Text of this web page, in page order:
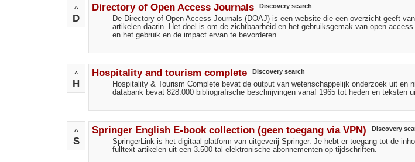
^
D
Directory of Open Access Journals Discovery search
De Directory of Open Access Journals (DOAJ) is een website die een overzicht geeft
artikelen daarin. Het doel is om de zichtbaarheid en het gebruiksgemak van open
en het gebruik en de impact ervan te bevorderen.
^
H
Hospitality and tourism complete Discovery search
Hospitality & Tourism Complete bevat de output van wetenschappelijk onderzoek uit en
databank bevat 828.000 bibliografische beschrijvingen vanaf 1965 tot heden en teksten
^
S
Springer English E-book collection (geen toegang via VPN) Discovery
SpringerLink is het digitaal platform van uitgeverij Springer. Je hebt er toegang tot de
fulltext artikelen uit een 3.500-tal elektronische abonnementen op tijdschriften.